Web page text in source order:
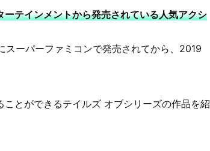
テインメントから発売されている人気アクシ
ーパーファミコンで発売されてから、2019
とができるテイルズ オブシリーズの作品を紹